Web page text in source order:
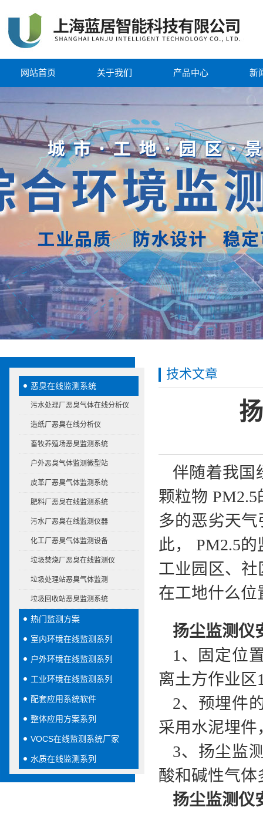
网站首页 关于我们 产品中心 新
恶臭在线监测系统
污水处理厂恶臭气体在线分析仪
造纸厂恶臭在线分析仪
畜牧养殖场恶臭监测系统
户外恶臭气体监测微型站
皮革厂恶臭气体监测系统
肥料厂恶臭在线监测系统
污水厂恶臭在线监测仪器
化工厂恶臭气体监测设备
垃圾焚烧厂恶臭在线监测仪
垃圾处理站恶臭气体监测
垃圾回收站恶臭监测系统
热门监测方案
室内环境在线监测系列
户外环境在线监测系列
工业环境在线监测系列
配套应用系统软件
整体应用方案系列
VOCS在线监测系统厂家
水质在线监测系列
技术文章
伴随着我国
颗粒物
多的恶劣天
此， PM2.5
工业园区、
在工地什么位
扬尘监测仪
1、固定位
离土方作业区
2、预埋件
采用水泥埋
3、扬尘监
酸和碱性气体
扬尘监测仪